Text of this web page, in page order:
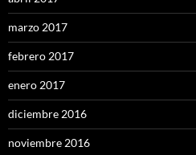
marzo 2017
febrero 2017
enero 2017
diciembre 2016
noviembre 2016